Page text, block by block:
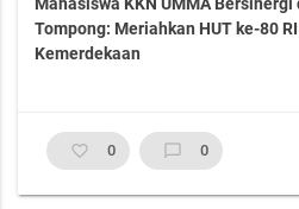
Tompong: Meriahkan HUT ke-80
Kemerdekaan
favorite_border 0 chat_bubble_outline 0